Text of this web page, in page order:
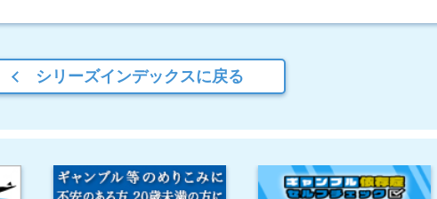
シリーズインデックスに戻る